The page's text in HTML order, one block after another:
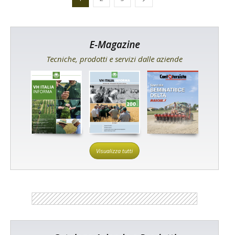
E-Magazine
Tecniche, prodotti e servizi dalle aziende
Visualizza tutti